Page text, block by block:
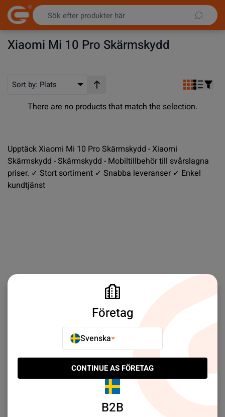
Hoppa till innehållet
Xiaomi Mi 10 Pro Skärmskydd
Sort by: Plats
Stigande ordning
There are no products that match the selection.
Upptäck Xiaomi Mi 10 Pro Skärmskydd - Xiaomi
Skärmskydd - Skärmskydd - Mobiltillbehör till svårslagna
priser. ✓ Stort sortiment ✓ Snabba leveranser ✓ Enkel
kundtjänst
Företag
Svenska
CONTINUE AS FÖRETAG
B2B